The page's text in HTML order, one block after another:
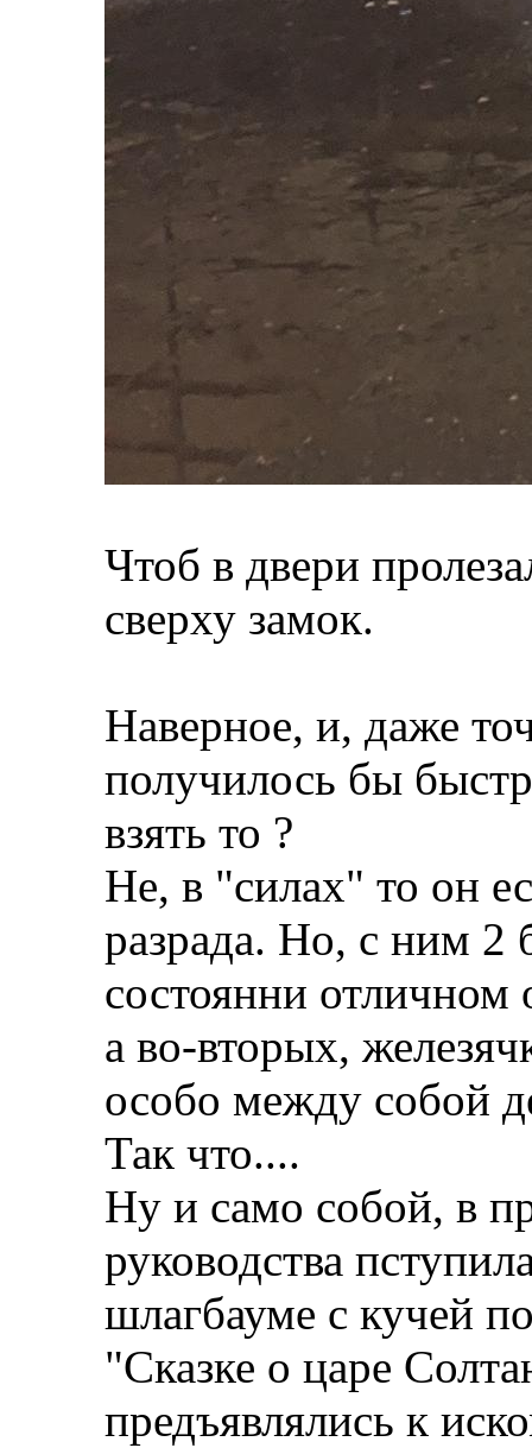
Чтоб в двери
сверху замок.
Наверное, и, даже
получилось бы
взять то ?
Не, в "силах" то он
разрада. Но, с ним 2
состоянни отличном
а во-вторых,
особо между собой
Так что....
Ну и само собой, в
руководства
шлагбауме с кучей
"Сказке о царе
предъявлялись к